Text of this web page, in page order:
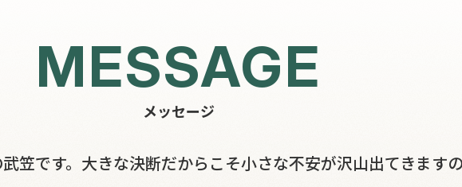
MESSAGE
メッセージ
笠です。大きな決断だからこそ小さな不安が沢山出てきます